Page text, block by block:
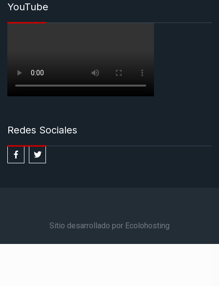
YouTube
Redes Sociales
Sitio desarrollado por Ecolohosting